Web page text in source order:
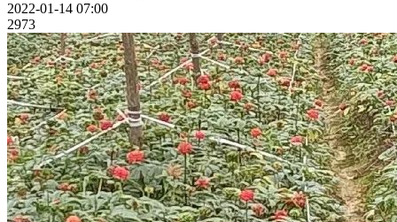
2022-01-14 07:00
2973